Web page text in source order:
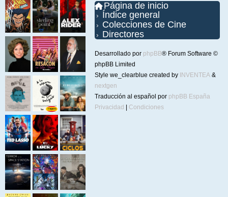
Página de inicio
Índice general
Colecciones de Cine
Directores
Desarrollado por phpBB® Forum Software ©
phpBB Limited
Style we_clearblue created by INVENTEA &
nextgen
Traducción al español por phpBB España
Privacidad
Condiciones